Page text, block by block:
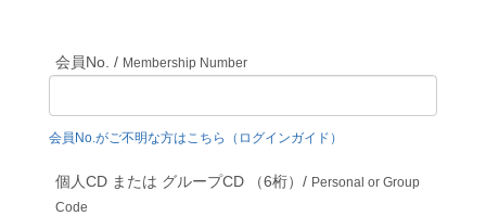
会員No. / Membership Number
会員No.がご不明な方はこちら（ログインガイド）
個人CD または グループCD （6桁）/ Personal or Group
Code